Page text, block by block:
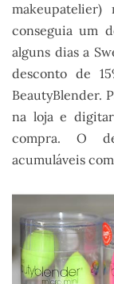
conseguia um
alguns dias a
desconto de
BeautyBlender.
na loja e
compra. O
acumuláveis